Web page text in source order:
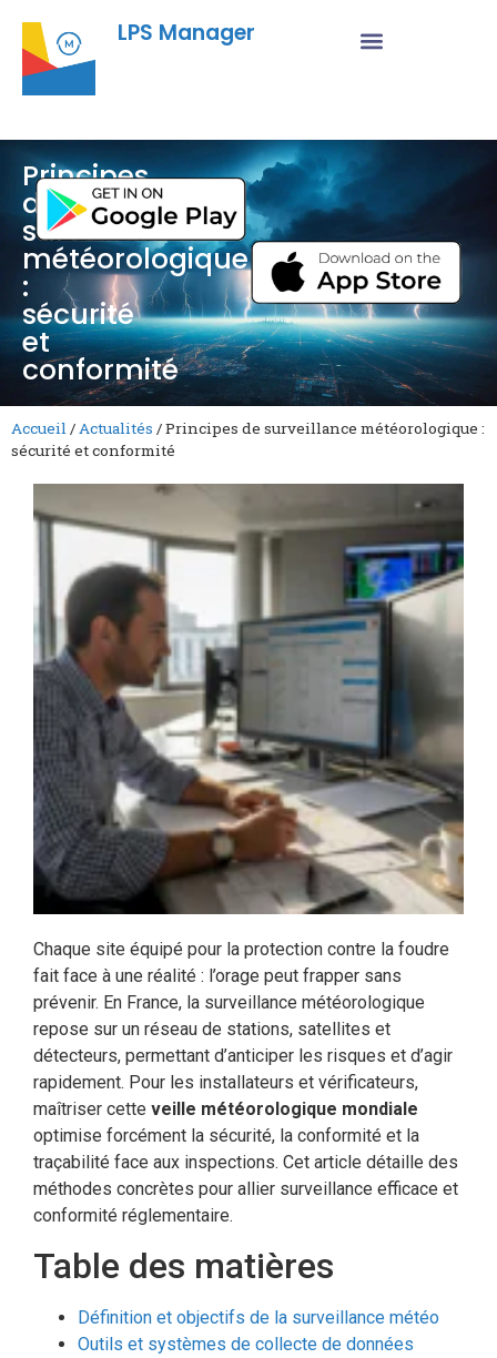
LPS Manager
Principes
de
surveillance
météorologique
:
sécurité
et
conformité
Accueil / Actualités /Principes de surveillance météorologique :
sécurité et conformité
Chaque site équipé pour la protection contre la foudre
fait face à une réalité : l’orage peut frapper sans
prévenir. En France, la surveillance météorologique
repose sur un réseau de stations, satellites et
détecteurs, permettant d’anticiper les risques et d’agir
rapidement. Pour les installateurs et vérificateurs,
maîtriser cette veille météorologique mondiale
optimise forcément la sécurité, la conformité et la
traçabilité face aux inspections. Cet article détaille des
méthodes concrètes pour allier surveillance efficace et
conformité réglementaire.
Table des matières
Définition et objectifs de la surveillance météo
Outils et systèmes de collecte de données